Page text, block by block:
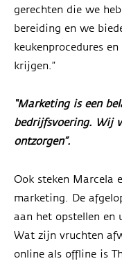
gerechten die we
bereiding en we
keukenprocedures
krijgen.”
“Marketing is een
bedrijfsvoering. Wij
ontzorgen”.
Ook steken Marcela
marketing. De
aan het opstellen en
Wat zijn vruchten
online als offline is